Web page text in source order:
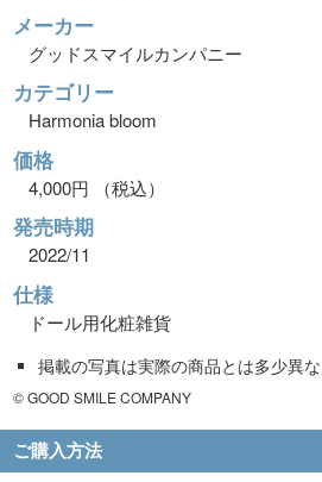
メーカー
グッドスマイルカンパニー
カテゴリー
Harmonia bloom
価格
4,000円 （税込）
発売時期
2022/11
仕様
ドール用化粧雑貨
掲載の写真は実際の商品とは多少異な
© GOOD SMILE COMPANY
ご購入方法